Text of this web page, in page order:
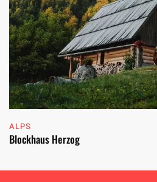
ALPS
Blockhaus Herzog